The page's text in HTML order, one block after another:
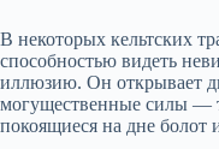
В некоторых кельтских
способностью видеть
иллюзию. Он открывает
могущественные силы —
покоящиеся на дне болот